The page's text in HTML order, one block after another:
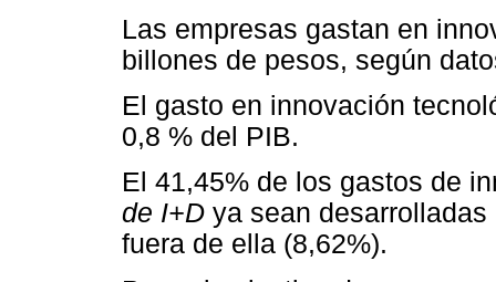
Las empresas gastan en
billones de pesos, según
El gasto en innovación
0,8 % del PIB.
El 41,45% de los gastos de
de I+D ya sean
fuera de ella (8,62%).